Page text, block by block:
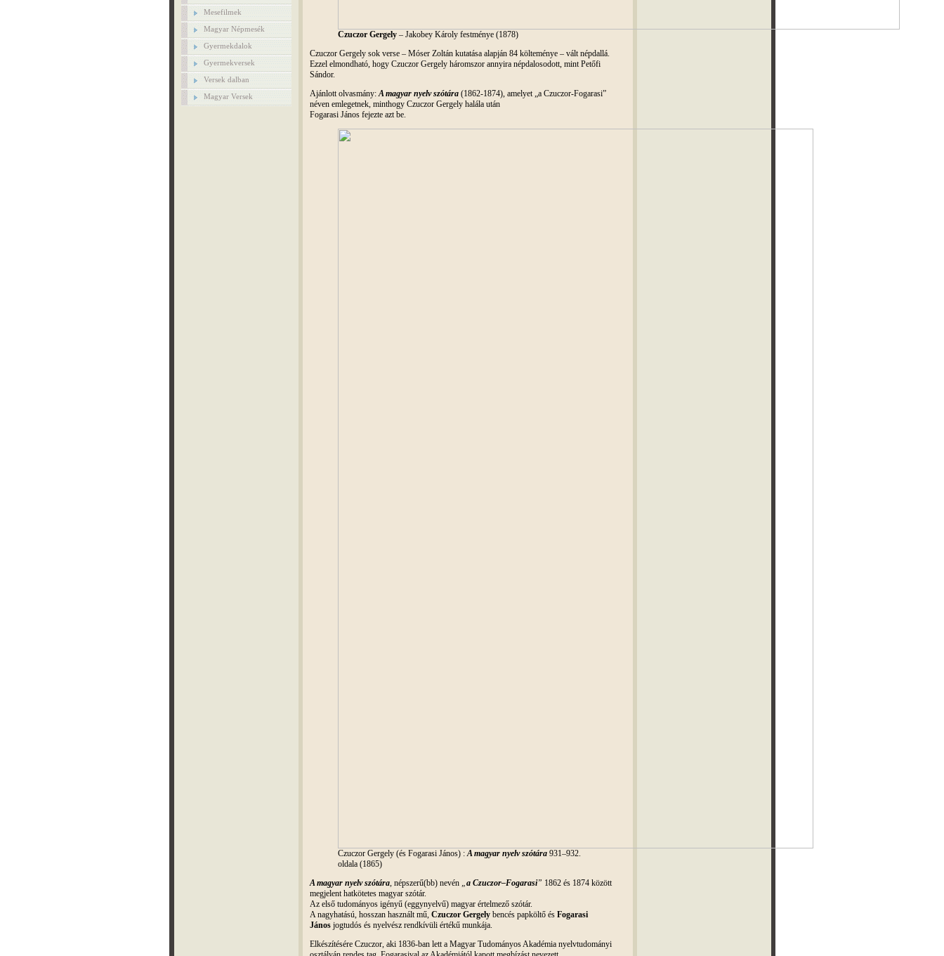
Mesefilmek
Magyar Népmesék
Gyermekdalok
Gyermekversek
Versek dalban
Magyar Versek
Czuczor Gergely– Jakobey Károly festménye (1878)
Czuczor Gergely sok verse – Móser Zoltán kutatása alapján 84 költeménye – vált népdallá.
Ezzel elmondható, hogy Czuczor Gergely háromszor annyira népdalosodott, mint Petőfi
Sándor.
Ajánlott olvasmány:A magyar nyelv szótára(1862-1874), amelyet „a Czuczor-Fogarasi”
néven emlegetnek, minthogy Czuczor Gergely halála után
Fogarasi János fejezte azt be.
Czuczor Gergely (és Fogarasi János) :A magyar nyelv szótára931–932.
oldala (1865)
A magyar nyelv szótára, népszerű(bb) nevén „a Czuczor–Fogarasi” 1862 és 1874 között
megjelent hatkötetes magyar szótár.
Az első tudományos igényű (eggynyelvű) magyar értelmező szótár.
A nagyhatású, hosszan használt mű, Czuczor Gergelybencés papköltő és Fogarasi
Jánosjogtudós és nyelvész rendkívüli értékű munkája.
Elkészítésére Czuczor, aki 1836-ban lett a Magyar Tudományos Akadémia nyelvtudományi